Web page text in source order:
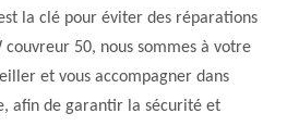
la clé pour éviter des réparations
couvreur 50, nous sommes à votre
et vous accompagner dans
afin de garantir la sécurité et